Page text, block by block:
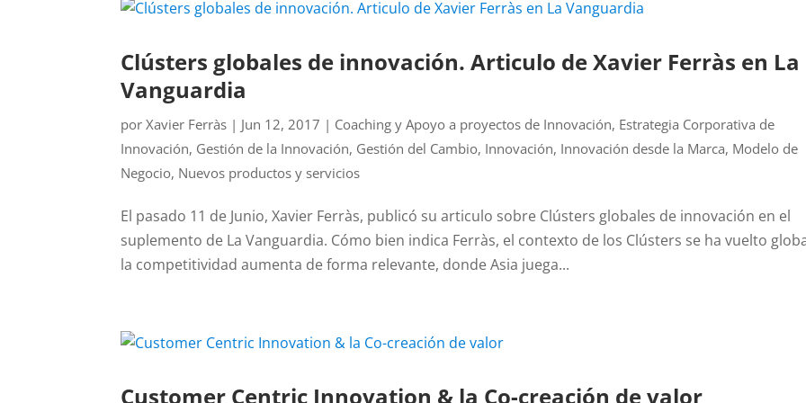
Clústers globales de innovación. Articulo de Xavier Ferràs en La
Vanguardia
porXavier Ferràs | Jun 12, 2017 | Coaching y Apoyo a proyectos de Innovación, Estrategia Corporativa de
Innovación, Gestión de la Innovación, Gestión del Cambio, Innovación, Innovación desde la Marca, Modelo de
Negocio, Nuevos productos y servicios
El pasado 11 de Junio, Xavier Ferràs, publicó su articulo sobre Clústers globales de innovación en el
suplemento de La Vanguardia. Cómo bien indica Ferràs, el contexto de los Clústers se ha vuelto
la competitividad aumenta de forma relevante, donde Asia juega...
Customer Centric Innovation & la Co-creación de valor